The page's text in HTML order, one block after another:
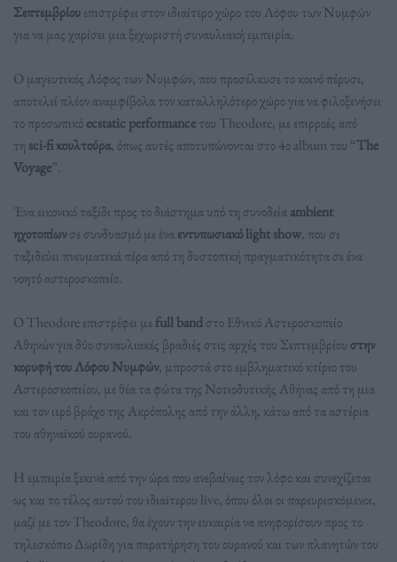
Σεπτεμβρίουεπιστρέφει στον ιδιαίτερο χώρο του Λόφου των Nυμφών
για να μας χαρίσει μια ξεχωριστή συναυλιακή εμπειρία.
Ο μαγευτικός Λόφος των Νυμφών, που προσέλκυσε το κοινό πέρυσι,
αποτελεί πλέον αναμφίβολα τον καταλληλότερο χώρο για να φιλοξενήσει
το προσωπικόecstatic performanceτου Theodore, με επιρροές από
τη sci-fi κουλτούρα, όπως αυτές αποτυπώνονται στο 4ο album του “The
Voyage”.
Ένα εικονικό ταξίδι προς το διάστημα υπό τη συνοδείαambient
ηχοτοπίωνσε συνδυασμό με έναεντυπωσιακό light show, που σε
ταξιδεύει πνευματικά πέρα από τη δυστοπική πραγματικότητα σε ένα
νοητό αστεροσκοπείο.
O Theodore επιστρέφει με full bandστο Εθνικό Αστεροσκοπείο
Αθηνών για δύο συναυλιακές βραδιές στις αρχές του Σεπτεμβρίου στην
κορυφή του Λόφου Νυμφών, μπροστά στο εμβληματικό κτίριο του
Αστεροσκοπείου, με θέα τα φώτα της Νοτιοδυτικής Αθήνας από τη μια
και τον ιερό βράχο της Ακρόπολης από την άλλη, κάτω από τα αστέρια
του αθηναϊκού ουρανού.
Η εμπειρία ξεκινά από την ώρα που ανεβαίνεις τον λόφο και συνεχίζεται
ως και το τέλος αυτού του ιδιαίτερου live, όπου όλοι οι παρευρισκόμενοι,
μαζί με τον Theodore, θα έχουν την ευκαιρία να ανηφορίσουν προς το
τηλεσκόπιο Δωρίδη για παρατήρηση του ουρανού και των πλανητών του